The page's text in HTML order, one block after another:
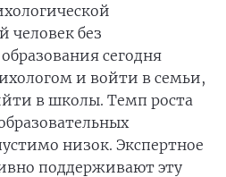
человек без
сегодня
и войти в семьи,
в школы. Темп роста
низок. Экспертное
поддерживают эту